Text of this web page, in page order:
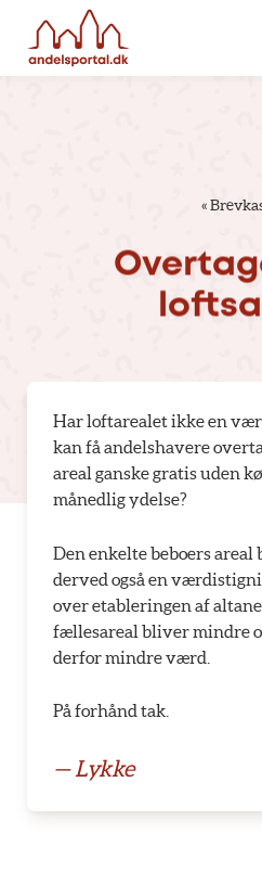
«
Har loftarealet ikke en
kan få andelshavere
areal ganske gratis uden
månedlig ydelse?
Den enkelte beboers
derved også en
over etableringen af
fællesareal bliver mindre
derfor mindre værd.
På forhånd tak.
— Lykke